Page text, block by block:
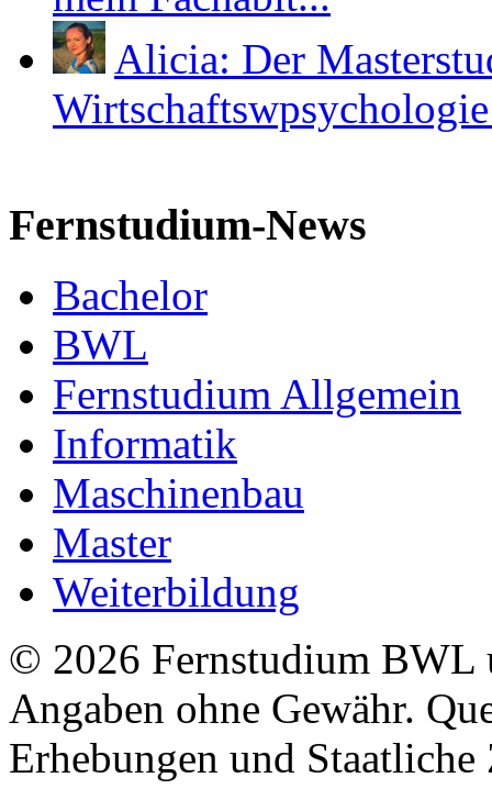
Alicia: Der
Fernstudium-News
Bachelor
BWL
Fernstudium Allgemein
Informatik
Maschinenbau
Master
Weiterbildung
© 2026 Fernstudium BWL
Angaben ohne Gewähr.
Erhebungen und